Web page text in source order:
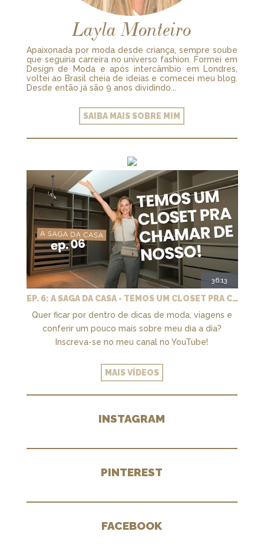
Layla Monteiro
Apaixonada por moda desde criança, sempre soube
que seguiria carreira no universo fashion. Formei em
Design de Moda e após intercâmbio em Londres,
voltei ao Brasil cheia de ideias e comecei meu blog.
Desde então já são 9 anos dividindo...
SAIBA MAIS SOBRE MIM
36:13
EP. 6: A SAGA DA CASA - TEMOS UM CLOSET PRA CHAMAR DE NOSSO + MARCENARIA E PAISAGISMO
Quer ficar por dentro de dicas de moda, viagens e
conferir um pouco mais sobre meu dia a dia?
Inscreva-se no meu canal no YouTube!
MAIS VÍDEOS
INSTAGRAM
PINTEREST
FACEBOOK